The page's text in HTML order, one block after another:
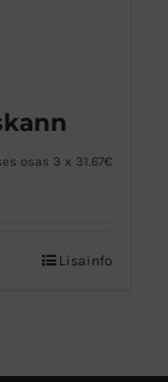
osas 3 x 31.67€
Lisainfo